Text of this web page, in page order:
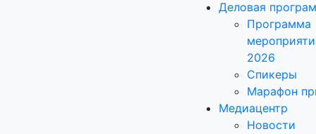
Деловая
Программа
2026
Спикеры
Марафон
Медиацентр
Новости